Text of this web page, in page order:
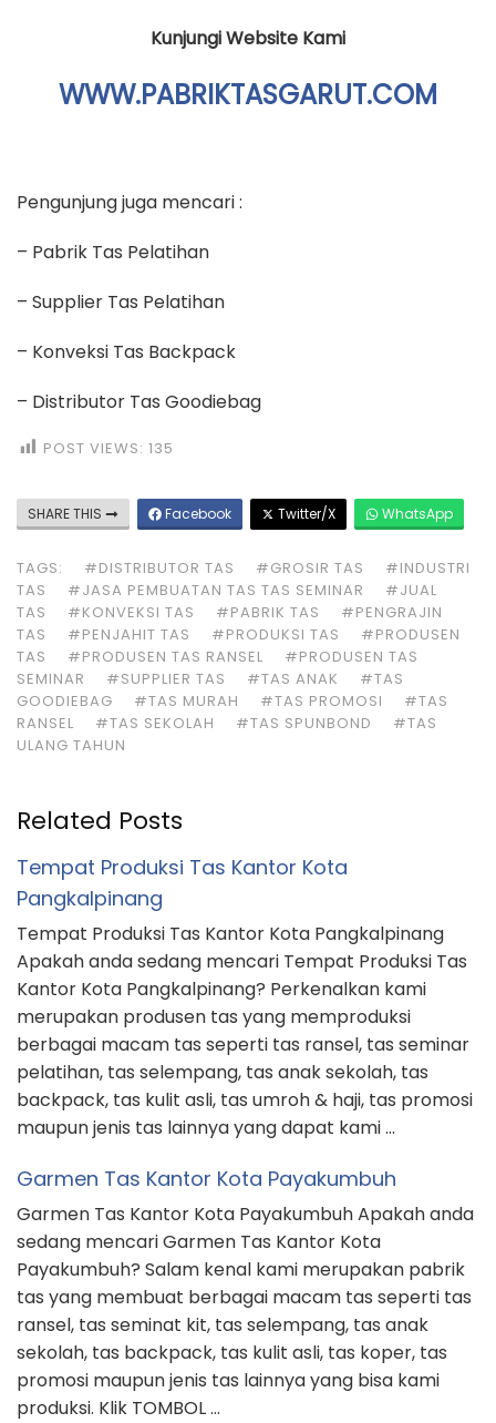
Kunjungi Website Kami
WWW.PABRIKTASGARUT.COM
Pengunjung juga mencari :
– Pabrik Tas Pelatihan
– Supplier Tas Pelatihan
– Konveksi Tas Backpack
– Distributor Tas Goodiebag
POST VIEWS: 135
SHARE THIS Facebook Twitter/X WhatsApp
TAGS: #DISTRIBUTOR TAS #GROSIR TAS
#INDUSTRI
TAS
#JASA PEMBUATAN TAS TAS SEMINAR
#JUAL
TAS
#KONVEKSI TAS #PABRIK TAS
#PENGRAJIN
TAS
#PENJAHIT TAS #PRODUKSI TAS
#PRODUSEN
TAS
#PRODUSEN TAS RANSEL
#PRODUSEN TAS
SEMINAR
#SUPPLIER TAS #TAS ANAK
#TAS
GOODIEBAG
#TAS MURAH #TAS PROMOSI
#TAS
RANSEL
#TAS SEKOLAH #TAS SPUNBOND
#TAS
ULANG TAHUN
Related Posts
Tempat Produksi Tas Kantor Kota
Pangkalpinang
Tempat Produksi Tas Kantor Kota Pangkalpinang
Apakah anda sedang mencari Tempat Produksi Tas
Kantor Kota Pangkalpinang? Perkenalkan kami
merupakan produsen tas yang memproduksi
berbagai macam tas seperti tas ransel, tas seminar
pelatihan, tas selempang, tas anak sekolah, tas
backpack, tas kulit asli, tas umroh & haji, tas promosi
maupun jenis tas lainnya yang dapat kami …
Garmen Tas Kantor Kota Payakumbuh
Garmen Tas Kantor Kota Payakumbuh Apakah anda
sedang mencari Garmen Tas Kantor Kota
Payakumbuh? Salam kenal kami merupakan pabrik
tas yang membuat berbagai macam tas seperti tas
ransel, tas seminat kit, tas selempang, tas anak
sekolah, tas backpack, tas kulit asli, tas koper, tas
promosi maupun jenis tas lainnya yang bisa kami
produksi. Klik TOMBOL …